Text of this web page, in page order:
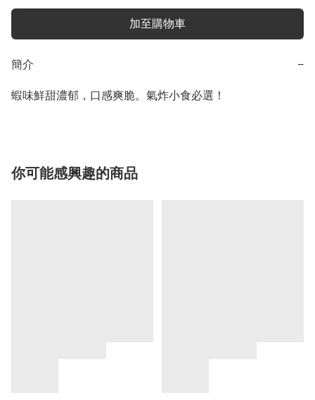
加至購物車
簡介 −
蝦味鮮甜濃郁，口感爽脆。氣炸小食必選！
你可能感興趣的商品